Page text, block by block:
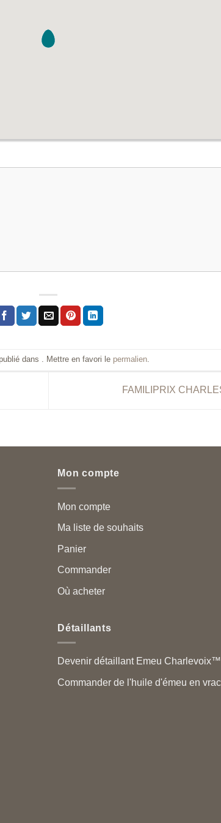
dans . Mettre en favori le permalien.
FAMILIPRIX
Mon compte
Mon compte
Ma liste de souhaits
Panier
Commander
Où acheter
Détaillants
Devenir détaillant Emeu Charlevoix™
Commander de l'huile d'émeu en vrac